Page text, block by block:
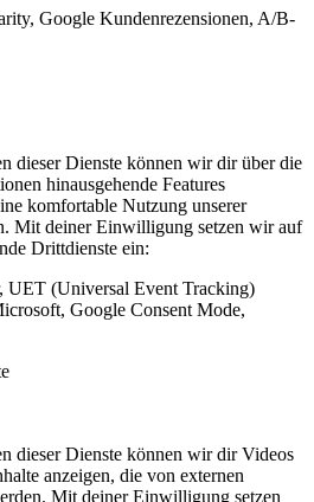
Google Kundenrezensionen, A/B-
dieser Dienste können wir dir über die
hinausgehende Features
komfortable Nutzung unserer
Mit deiner Einwilligung setzen wir auf
Drittdienste ein:
UET (Universal Event Tracking)
Google Consent Mode,
dieser Dienste können wir dir Videos
anzeigen, die von externen
Mit deiner Einwilligung setzen